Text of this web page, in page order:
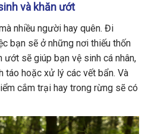
và khăn ướt
nhiều người hay quên. Đi
bạn sẽ ở những nơi thiếu thốn
ướt sẽ giúp bạn vệ sinh cá nhân,
táo hoặc xử lý các vết bẩn. Và
cắm trại hay trong rừng sẽ có